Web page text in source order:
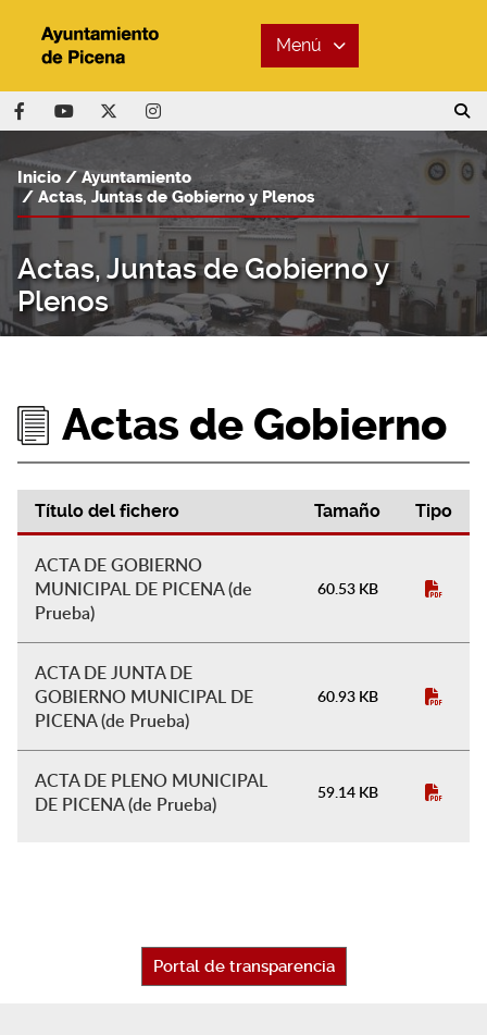
Menú
Actas, Juntas de Gobierno y
Plenos
Inicio
Ayuntamiento
Actas, Juntas de Gobierno y Plenos
Actas de Gobierno
Título del fichero Tamaño Tipo
ACTA DE GOBIERNO
MUNICIPAL DE PICENA (de
Prueba)
60.53 KB
ACTA DE JUNTA DE
GOBIERNO MUNICIPAL DE
PICENA (de Prueba)
60.93 KB
ACTA DE PLENO MUNICIPAL
DE PICENA (de Prueba)
59.14 KB
Portal de transparencia